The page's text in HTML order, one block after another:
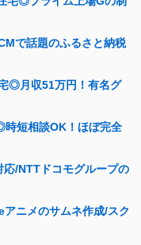
で話題のふるさと納税
◎月収51万円！有名グ
時短相談OK！ほぼ完全
応/NTTドコモグループの
ニメのサムネ作成/スク